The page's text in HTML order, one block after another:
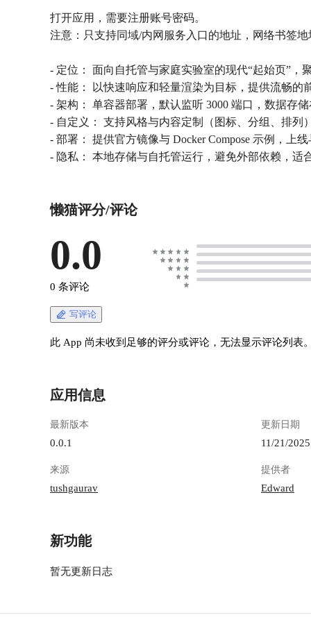
打开应用，需要注册账号密码。
注意：只支持同域/内网服务入口的地址，网络书签
- 定位： 面向自托管与家庭实验室的现代“起始页”，
- 性能： 以快速响应和轻量渲染为目标，提供流畅的
- 架构： 单容器部署，默认监听 3000 端口，数据存
- 自定义： 支持风格与内容定制（图标、分组、排
- 部署： 提供官方镜像与 Docker Compose 示例，上
- 隐私： 本地存储与自托管运行，避免外部依赖，适
懒猫评分/评论
0.0
0 条评论
写评论
此 App 尚未收到足够的评分或评论，无法显示评论列表
应用信息
最新版本
0.0.1
更新日期
11/21/2025
来源
tushgaurav
提供者
Edward
新功能
暂无更新日志